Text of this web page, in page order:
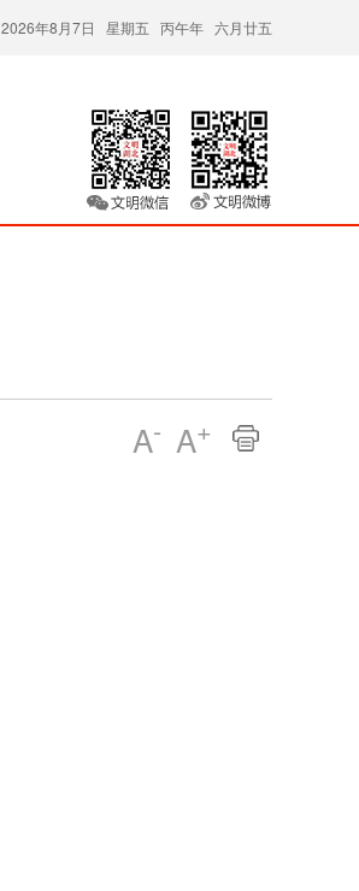
2026年8月7日 星期五 丙午年 六月廿五
A- A+